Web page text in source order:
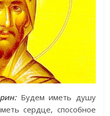
Будем иметь душу
сердце, способное